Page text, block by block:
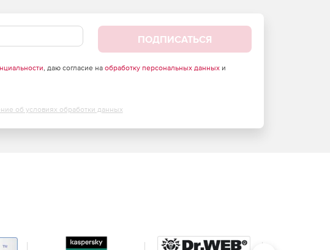
ПОДПИСАТЬСЯ
, даю согласие на обработку персональных данныхи
об условиях обработки данных